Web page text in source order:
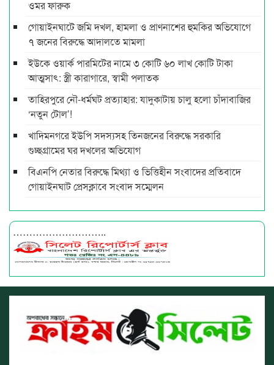
ওমর ফারুক
গোয়াইনঘাটে জমি দখল, হামলা ও প্রাণনাশের হুমকির অভিযোগে
৭ জনের বিরুদ্ধে আদালতে মামলা
ইউকে ওয়ার্ক পারমিটের নামে ৩ কোটি ৬০ লাখ কোটি টাকা
আত্মসাৎ: স্ত্রী কারাগারে, স্বামী পলাতক
তাহিরপুরে নৌ-ধর্মঘট প্রত্যাহার: যাদুকাটায় চালু হলো চাঁদাবাজির
‘নতুন টোল’!
খাদিমনগরে ইউপি সদস্যসহ তিনজনের বিরুদ্ধে সরকারি
গুচ্ছগ্রামের ঘর দখলের অভিযোগ
বিএনপি নেতার বিরুদ্ধে মিথ্যা ও ভিত্তিহীন সংবাদের প্রতিবাদে
গোয়াইনঘাট প্রেসক্লাবে সংবাদ সম্মেলন
………………………..